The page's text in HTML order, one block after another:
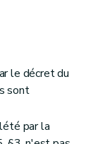
le décret du
sont
par la